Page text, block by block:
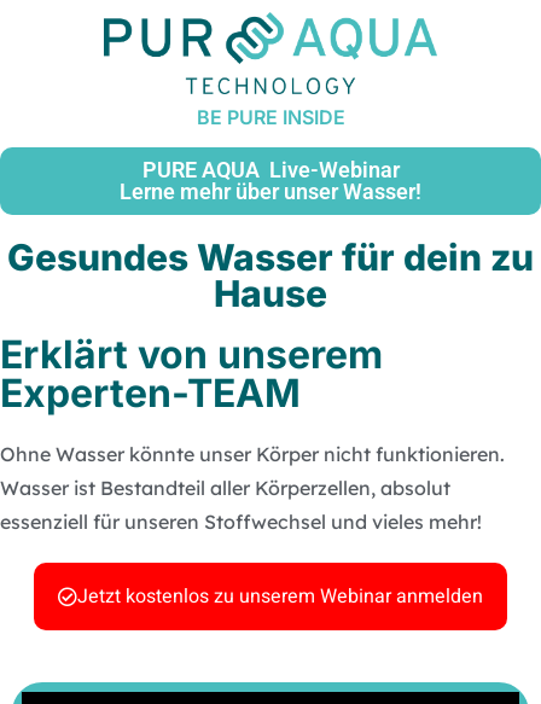
PURE AQUA Live-Webinar
Lerne mehr über unser Wasser!
Gesundes Wasser für dein zu
Hause
Erklärt von unserem
Experten-TEAM
Ohne Wasser könnte unser Körper nicht funktionieren.
Wasser ist Bestandteil aller Körperzellen, absolut
essenziell für unseren Stoffwechsel und vieles mehr!
Jetzt kostenlos zu unserem Webinar anmelden